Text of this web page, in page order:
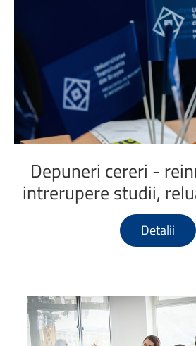
Depuneri cereri -
intrerupere studii,
Detalii